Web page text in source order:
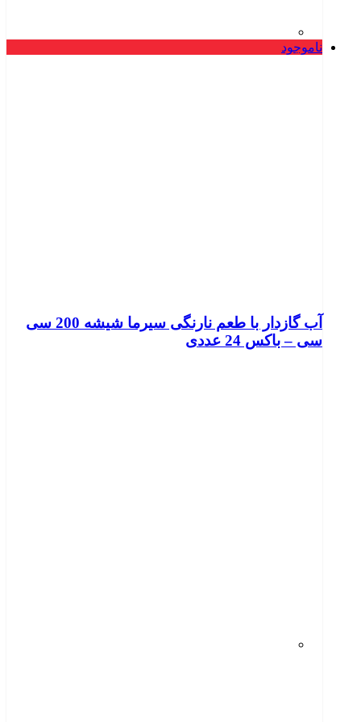
ناموجود
آب گازدار با طعم نارنگی سیرما شیشه 200 سی
سی – باکس 24 عددی